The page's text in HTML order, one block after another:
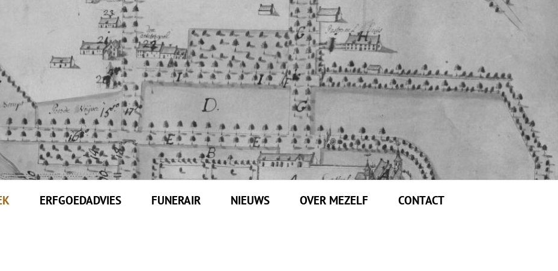
ERFGOEDADVIES FUNERAIR NIEUWS OVER MEZELF CONTACT